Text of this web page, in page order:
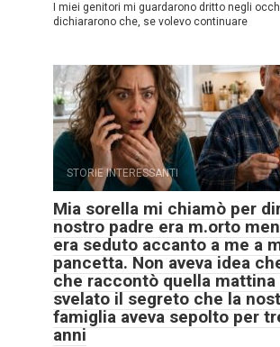
I miei genitori mi guardarono dritto negli
dichiararono che, se volevo continuare
STORIE INTERESSANTI
Mia sorella mi chiamò per
nostro padre era m.orto
era seduto accanto a me a
pancetta. Non aveva idea
che raccontò quella mattina
svelato il segreto che la
famiglia aveva sepolto per
anni